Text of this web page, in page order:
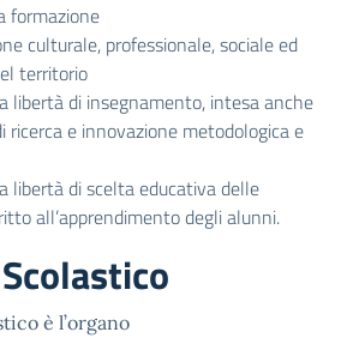
formazione
culturale, professionale, sociale ed
territorio
libertà di insegnamento, intesa anche
ricerca e innovazione metodologica e
libertà di scelta educativa delle
all’apprendimento degli alunni.
è l’organo